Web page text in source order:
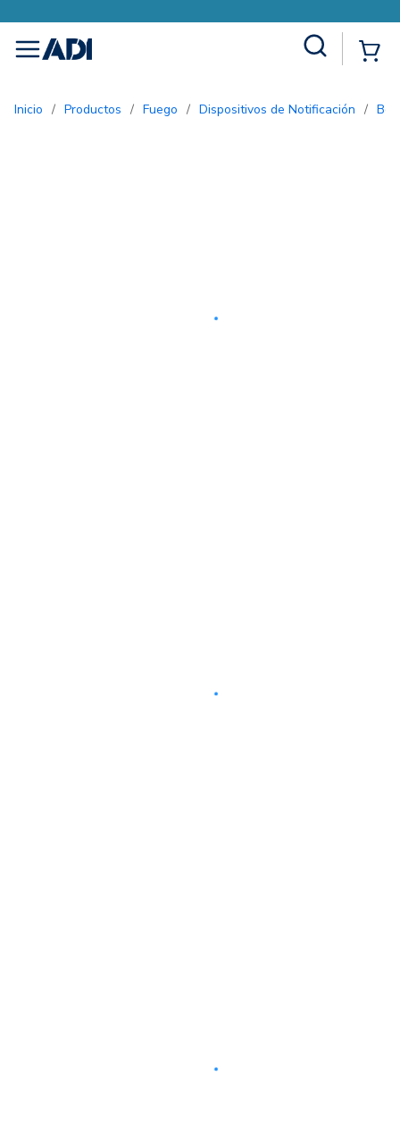
menu
Inicio / Productos / Fuego / Dispositivos de Notificación /